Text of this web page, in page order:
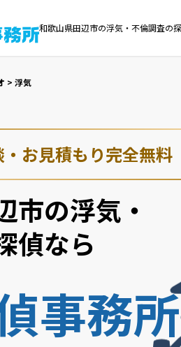
和歌山県田辺市の浮気・不倫調査の
> 浮気
・お見積もり完全無料
市の浮気・
偵なら
事務所